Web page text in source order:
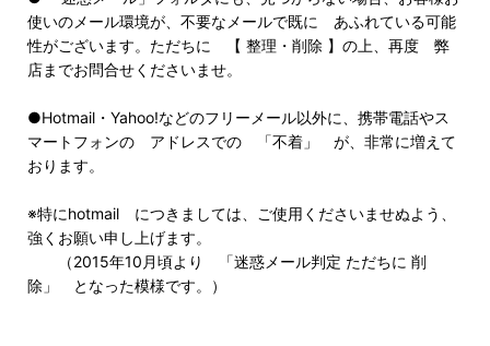
使いのメール環境が、不要なメールで既に あふれている可能
性がございます。ただちに 【 整理・削除 】の上、再度 弊
店までお問合せくださいませ。
●Hotmail・Yahoo!などのフリーメール以外に、携帯電話やス
マートフォンの アドレスでの 「不着」 が、非常に増えて
おります。
※特にhotmail につきましては、ご使用くださいませぬよう、
強くお願い申し上げます。
（2015年10月頃より 「迷惑メール判定 ただちに 削
除」 となった模様です。）